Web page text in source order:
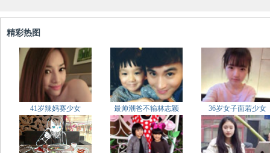
精彩热图
41岁辣妈赛少女 最帅潮爸不输林志颖 36岁女子面若少女